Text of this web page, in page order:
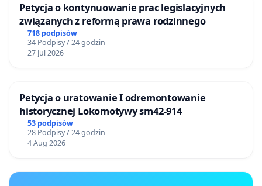
Petycja o kontynuowanie prac legislacyjnych
związanych z reformą prawa rodzinnego
718 podpisów
34 Podpisy / 24 godzin
27 Jul 2026
Petycja o uratowanie I odremontowanie
historycznej Lokomotywy sm42-914
53 podpisów
28 Podpisy / 24 godzin
4 Aug 2026